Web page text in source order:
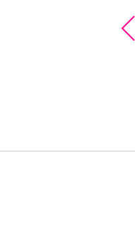
в посудомоечной машине.